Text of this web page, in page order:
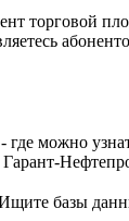
торговой
где можно
базы